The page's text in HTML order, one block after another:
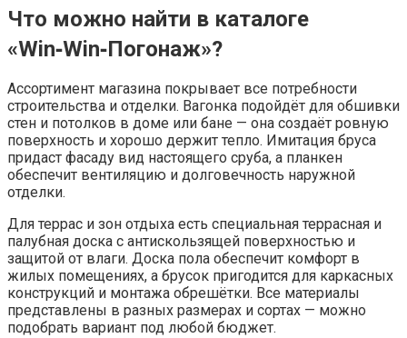
Что можно найти в каталоге
«Win‑Win‑Погонаж»?
Ассортимент магазина покрывает все потребности
строительства и отделки. Вагонка подойдёт для обшивки
стен и потолков в доме или бане — она создаёт ровную
поверхность и хорошо держит тепло. Имитация бруса
придаст фасаду вид настоящего сруба, а планкен
обеспечит вентиляцию и долговечность наружной
отделки.
Для террас и зон отдыха есть специальная террасная и
палубная доска с антискользящей поверхностью и
защитой от влаги. Доска пола обеспечит комфорт в
жилых помещениях, а брусок пригодится для каркасных
конструкций и монтажа обрешётки. Все материалы
представлены в разных размерах и сортах — можно
подобрать вариант под любой бюджет.